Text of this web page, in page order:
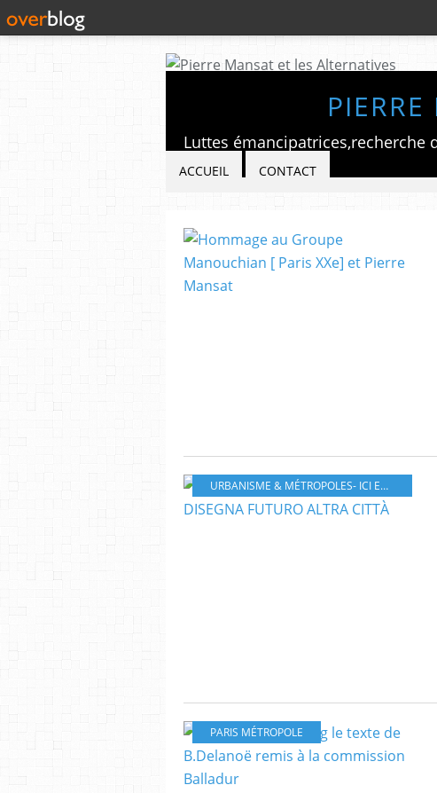
ACCUEIL CONTACT
URBANISME & MÉTROPOLES- ICI ET AILLEURS
PARIS MÉTROPOLE